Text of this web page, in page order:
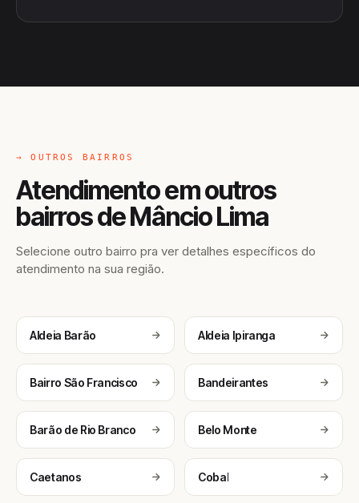
→ OUTROS BAIRROS
Atendimento em outros
bairros de Mâncio Lima
Selecione outro bairro pra ver detalhes específicos do
atendimento na sua região.
Aldeia Barão Aldeia Ipiranga
Bairro São Francisco Bandeirantes
Barão de Rio Branco Belo Monte
Caetanos Cobal